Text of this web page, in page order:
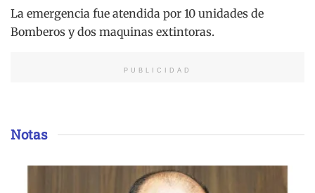
La emergencia fue atendida por 10 unidades de
Bomberos y dos maquinas extintoras.
PUBLICIDAD
Notas